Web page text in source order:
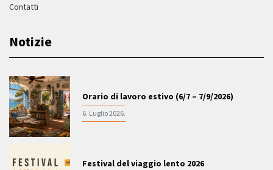
Contatti
Notizie
Orario di lavoro estivo (6/7 – 7/9/2026)
6. Luglio 2026.
Festival del viaggio lento 2026